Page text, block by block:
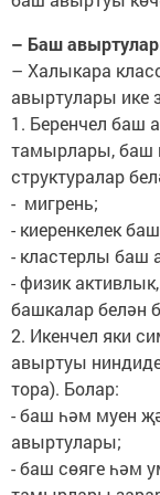
– Баш
– Халыкара
авыртулары ике
1. Беренчел баш
тамырлары, баш
структуралар
- мигрень;
- киеренкелек
- кластерлы баш
- физик
башкалар белән
2. Икенчел яки
авыртуы
тора). Болар:
- баш һәм муен
авыртулары;
- баш сөяге һәм